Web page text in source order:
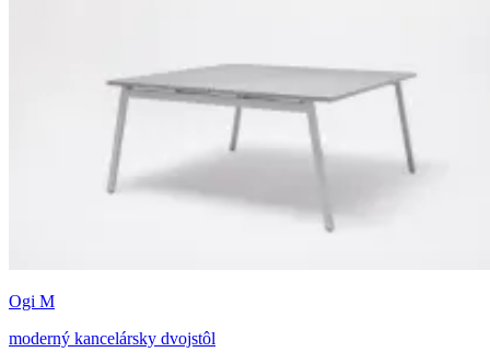
Ogi M
moderný kancelársky dvojstôl